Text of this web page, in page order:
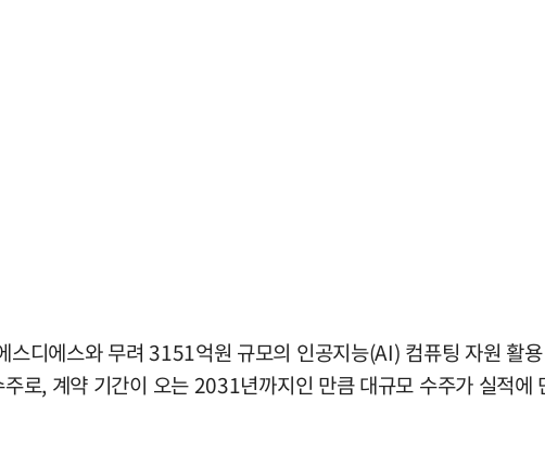
디에스와 무려 3151억원 규모의 인공지능(AI) 컴퓨팅 자원 활
로, 계약 기간이 오는 2031년까지인 만큼 대규모 수주가 실적에